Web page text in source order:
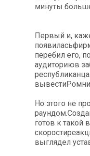
минуты
Первый и,
перебил его,
аудиториюв
вывестиРомни
Но этого не
готов к такой
выглядел